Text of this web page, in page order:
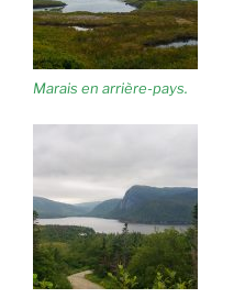
Marais en arrière-pays.